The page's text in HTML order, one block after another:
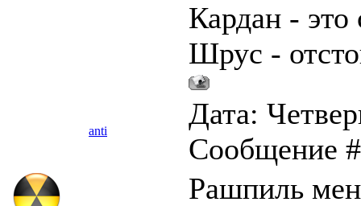
Кардан - это
Шрус -
anti
Дата:
Сообщение
Рашпиль